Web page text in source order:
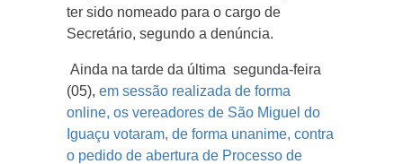
ter sido nomeado para o cargo de
Secretário, segundo a denúncia.
Ainda na tarde da última segunda-feira
(05), em sessão realizada de forma
online, os vereadores de São Miguel do
Iguaçu votaram, de forma unanime, contra
o pedido de abertura de Processo de